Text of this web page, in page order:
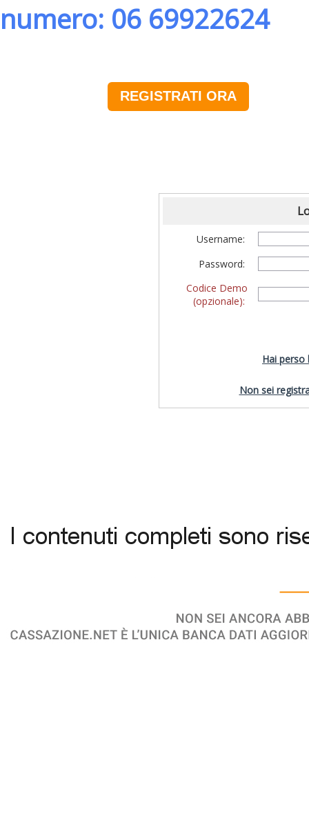
numero: 06 69922624
REGISTRATI ORA
Username:
Password:
Codice Demo
(opzionale):
Hai perso
Non sei